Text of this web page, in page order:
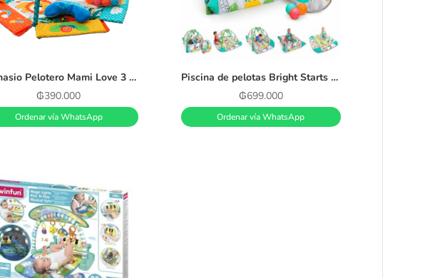
Gimnasio Pelotero Mami Love 3 en 1 Multicolor
₲390.000
Ordenar vía WhatsApp
Piscina de pelotas Bright Starts Neutral 5 en 1 Gimnasio Renovado
₲699.000
Ordenar vía WhatsApp